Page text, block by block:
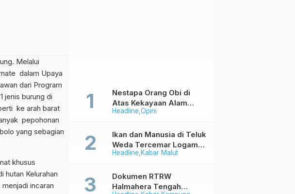
Melalui
dalam Upaya
dari Program
jenis burung di
ke arah barat
pepohonan
yang sebagian
khusus
hutan Kelurahan
incaran
Headline Opini
Nestapa Orang Obi di
Atas Kekayaan Alam
Berlimpah
Headline Kabar Malut
Ikan dan Manusia di Teluk
Weda Tercemar Logam
Berbahaya
Dokumen RTRW
Halmahera Tengah